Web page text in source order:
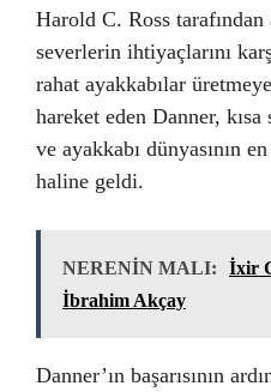
Harold C. Ross
severlerin ihtiyaçlarını
rahat ayakkabılar
hareket eden Danner,
ve ayakkabı dünyasının
haline geldi.
NERENİN MALI:
İxir
İbrahim Akçay
Danner’ın başarısının